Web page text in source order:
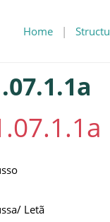
Home |
Letã